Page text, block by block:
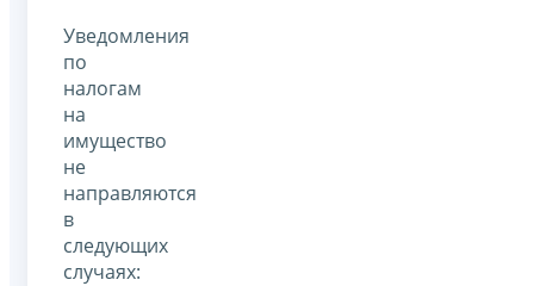
Уведомления
по
налогам
на
имущество
не
направляются
в
следующих
случаях: